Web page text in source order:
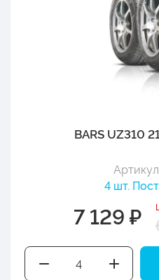
BARS UZ310
4 шт.
7 129 ₽